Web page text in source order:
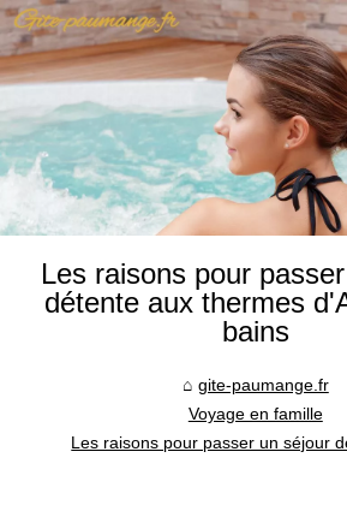
Les raisons pour
détente aux thermes
bains
gite-paumange.fr
Voyage en famille
Les raisons pour passer un séjour